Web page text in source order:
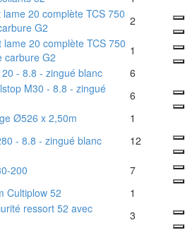
20 complète TCS 750
G2
2
20 complète TCS 750
carbure G2
1
- 8.8 - zingué blanc
6
M30 - 8.8 - zingué
6
Ø526 x 2,50m
1
- 8.8 - zingué blanc 12
200
7
Cultiplow 52
1
ressort 52 avec
3